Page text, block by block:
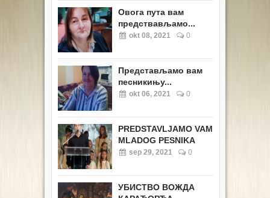
Овога пута вам
предствављамо...
okt 08, 2021 0
Представљамо вам
песникињу...
okt 06, 2021 0
PREDSTAVLJAMO VAM
MLADOG PESNIKA
sep 29, 2021 0
УБИСТВО ВОЖДА